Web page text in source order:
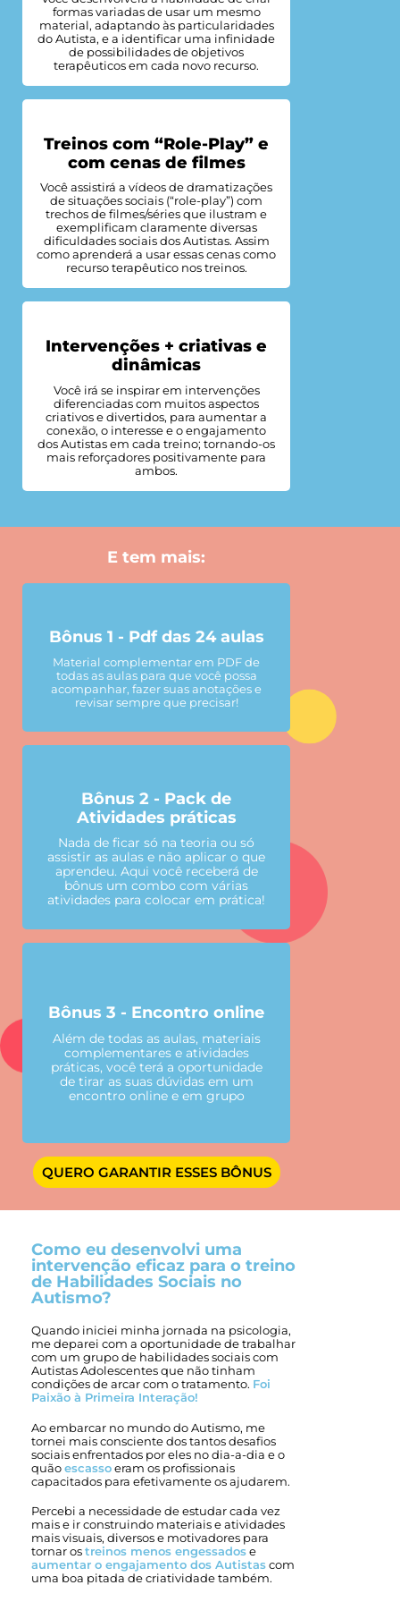
formas variadas de usar um mesmo
material, adaptando às particularidades
do Autista, e a identificar uma infinidade
de possibilidades de objetivos
terapêuticos em cada novo recurso.
Treinos com “Role-Play” e
com cenas de filmes
Você assistirá a vídeos de dramatizações
de situações sociais (“role-play”) com
trechos de filmes/séries que ilustram e
exemplificam claramente diversas
dificuldades sociais dos Autistas. Assim
como aprenderá a usar essas cenas como
recurso terapêutico nos treinos.
Intervenções + criativas e
dinâmicas
Você irá se inspirar em intervenções
diferenciadas com muitos aspectos
criativos e divertidos, para aumentar a
conexão, o interesse e o engajamento
dos Autistas em cada treino; tornando-os
mais reforçadores positivamente para
ambos.
E tem mais:
Bônus 1 - Pdf das 24 aulas
Material complementar em PDF de
todas as aulas para que você possa
acompanhar, fazer suas anotações e
revisar sempre que precisar!
Bônus 2 - Pack de
Atividades práticas
Nada de ficar só na teoria ou só
assistir as aulas e não aplicar o que
aprendeu. Aqui você receberá de
bônus um combo com várias
atividades para colocar em prática!
Bônus 3 - Encontro online
Além de todas as aulas, materiais
complementares e atividades
práticas, você terá a oportunidade
de tirar as suas dúvidas em um
encontro online e em grupo
QUERO GARANTIR ESSES BÔNUS
Como eu desenvolvi uma
intervenção eficaz para o treino
de Habilidades Sociais no
Autismo?
Quando iniciei minha jornada na psicologia,
me deparei com a oportunidade de trabalhar
com um grupo de habilidades sociais com
Autistas Adolescentes que não tinham
condições de arcar com o tratamento. Foi
Paixão à Primeira Interação!
Ao embarcar no mundo do Autismo, me
tornei mais consciente dos tantos desafios
sociais enfrentados por eles no dia-a-dia e o
quãoescassoeram os profissionais
capacitados para efetivamente os ajudarem.
Percebi a necessidade de estudar cada vez
mais e ir construindo materiais e atividades
mais visuais, diversos e motivadores para
tornar ostreinos menos engessadose
aumentar o engajamento dos Autistascom
uma boa pitada de criatividade também.